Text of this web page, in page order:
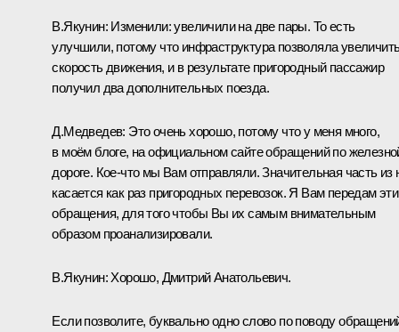
В.Якунин: Изменили: увеличили на две пары. То есть
улучшили, потому что инфраструктура позволяла
скорость движения, и в результате пригородный пассажир
получил два дополнительных поезда.
Д.Медведев: Это очень хорошо, потому что у меня много,
в моёмблоге, на официальном сайте обращений по
дороге. Кое‑что мы Вам отправляли. Значительная часть из
касается как раз пригородных перевозок. Я Вам передам эти
обращения, для того чтобы Вы их самым внимательным
образом проанализировали.
В.Якунин: Хорошо, Дмитрий Анатольевич.
Если позволите, буквально одно слово по поводу